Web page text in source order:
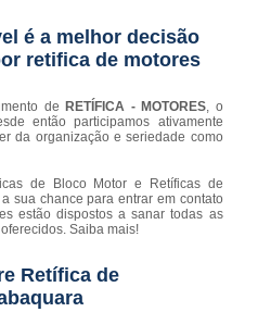
é a melhor decisão
retifica de motores
deRETÍFICA - MOTORES , o
então participamos ativamente
da organização e seriedade como
de Bloco Motor e Retíficas de
sua chance para entrar em contato
estão dispostos a sanar todas as
Saiba mais!
Retífica de